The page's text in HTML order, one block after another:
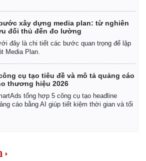
xây dựng media plan: từ nghiên
đối thủ đến đo lường
đây là chi tiết các bước quan trọng để lập
Media Plan.
cụ tạo tiêu đề và mô tả quảng cáo
thương hiệu 2026
tổng hợp 5 công cụ tạo headline
cáo bằng AI giúp tiết kiệm thời gian và tối